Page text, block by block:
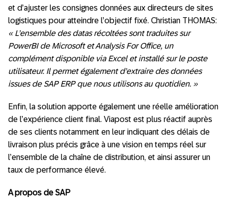
et d’ajuster les consignes données aux directeurs de sites
logistiques pour atteindre l’objectif fixé. Christian THOMAS:
« L’ensemble des datas récoltées sont traduites sur
PowerBI de Microsoft et Analysis For Office, un
complément disponible via Excel et installé sur le poste
utilisateur. Il permet également d’extraire des données
issues de SAP ERP que nous utilisons au quotidien. »
Enfin, la solution apporte également une réelle amélioration
de l’expérience client final. Viapost est plus réactif auprès
de ses clients notamment en leur indiquant des délais de
livraison plus précis grâce à une vision en temps réel sur
l’ensemble de la chaîne de distribution, et ainsi assurer un
taux de performance élevé.
A propos de SAP